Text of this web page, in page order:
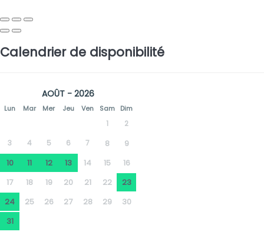
Calendrier de disponibilité
AOÛT - 2026
Lun Mar Mer Jeu Ven Sam Dim
1
2
3
4 5 6 7 8
9
10
11 12 13 14 15
16
17
18 19 20 21 22
23
24
25 26 27 28 29
30
31